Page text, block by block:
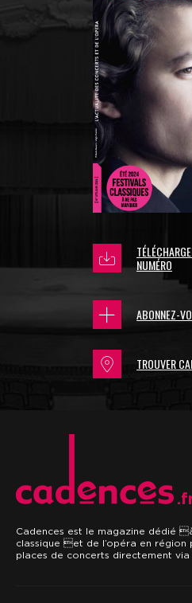
NUMÉRO
ABONNEZ-
TROUVER
Cadences est le magazine dédié
classique et de l’opéra en région
places de concerts directement via